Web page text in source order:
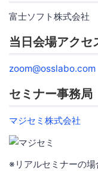
富士ソフト株式会社
当日会場アクセ
zoom@osslabo.com
セミナー事務局
マジセミ株式会社
※リアルセミナーの場